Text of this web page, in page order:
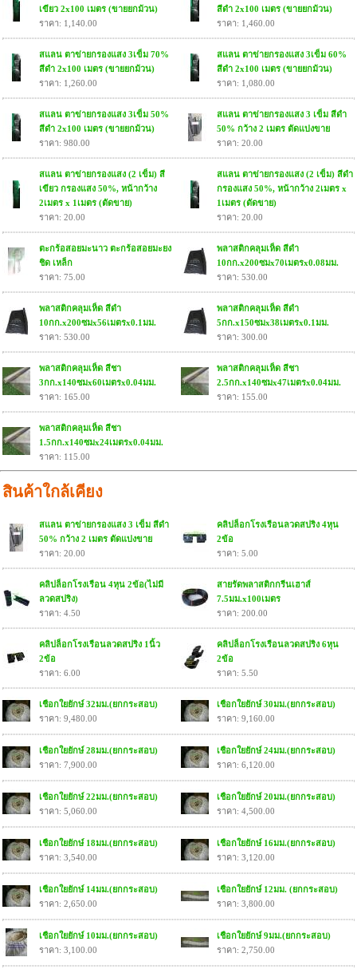
เขียว 2x100 เมตร (ขายยกม้วน)
ราคา: 1,140.00
สีดำ 2x100 เมตร (ขายยกม้วน)
ราคา: 1,460.00
สแลน ตาข่ายกรองแสง 3เข็ม 70%
สีดำ 2x100 เมตร (ขายยกม้วน)
ราคา: 1,260.00
สแลน ตาข่ายกรองแสง 3เข็ม 60%
สีดำ 2x100 เมตร (ขายยกม้วน)
ราคา: 1,080.00
สแลน ตาข่ายกรองแสง 3เข็ม 50%
สีดำ 2x100 เมตร (ขายยกม้วน)
ราคา: 980.00
สแลน ตาข่ายกรองแสง 3 เข็ม สีดำ
50% กว้าง 2 เมตร ตัดแบ่งขาย
ราคา: 20.00
สแลน ตาข่ายกรองแสง (2 เข็ม) สี
เขียว กรองแสง 50%, หน้ากว้าง
2เมตร x 1เมตร (ตัดขาย)
ราคา: 20.00
สแลน ตาข่ายกรองแสง (2 เข็ม) สีดำ
กรองแสง 50%, หน้ากว้าง 2เมตร x
1เมตร (ตัดขาย)
ราคา: 20.00
ตะกร้อสอยมะนาว ตะกร้อสอยมะยง
ชิด เหล็ก
ราคา: 75.00
พลาสติกคลุมเห็ด สีดำ
10กก.x200ซมx70เมตรx0.08มม.
ราคา: 530.00
พลาสติกคลุมเห็ด สีดำ
10กก.x200ซมx56เมตรx0.1มม.
ราคา: 530.00
พลาสติกคลุมเห็ด สีดำ
5กก.x150ซมx38เมตรx0.1มม.
ราคา: 300.00
พลาสติกคลุมเห็ด สีชา
3กก.x140ซมx60เมตรx0.04มม.
ราคา: 165.00
พลาสติกคลุมเห็ด สีชา
2.5กก.x140ซมx47เมตรx0.04มม.
ราคา: 155.00
พลาสติกคลุมเห็ด สีชา
1.5กก.x140ซมx24เมตรx0.04มม.
ราคา: 115.00
สินค้าใกล้เคียง
สแลน ตาข่ายกรองแสง 3 เข็ม สีดำ
50% กว้าง 2 เมตร ตัดแบ่งขาย
ราคา: 20.00
คลิปล็อกโรงเรือนลวดสปริง 4หุน
2ข้อ
ราคา: 5.00
คลิปล็อกโรงเรือน 4หุน 2ข้อ(ไม่มี
ลวดสปริง)
ราคา: 4.50
สายรัดพลาสติกกรีนเฮาส์
7.5มม.x100เมตร
ราคา: 200.00
คลิปล็อกโรงเรือนลวดสปริง 1นิ้ว
2ข้อ
ราคา: 6.00
คลิปล็อกโรงเรือนลวดสปริง 6หุน
2ข้อ
ราคา: 5.50
เชือกใยยักษ์ 32มม.(ยกกระสอบ)
ราคา: 9,480.00
เชือกใยยักษ์ 30มม.(ยกกระสอบ)
ราคา: 9,160.00
เชือกใยยักษ์ 28มม.(ยกกระสอบ)
ราคา: 7,900.00
เชือกใยยักษ์ 24มม.(ยกกระสอบ)
ราคา: 6,120.00
เชือกใยยักษ์ 22มม.(ยกกระสอบ)
ราคา: 5,060.00
เชือกใยยักษ์ 20มม.(ยกกระสอบ)
ราคา: 4,500.00
เชือกใยยักษ์ 18มม.(ยกกระสอบ)
ราคา: 3,540.00
เชือกใยยักษ์ 16มม.(ยกกระสอบ)
ราคา: 3,120.00
เชือกใยยักษ์ 14มม.(ยกกระสอบ)
ราคา: 2,650.00
เชือกใยยักษ์ 12มม. (ยกกระสอบ)
ราคา: 3,800.00
เชือกใยยักษ์ 10มม.(ยกกระสอบ)
ราคา: 3,100.00
เชือกใยยักษ์ 9มม.(ยกกระสอบ)
ราคา: 2,750.00